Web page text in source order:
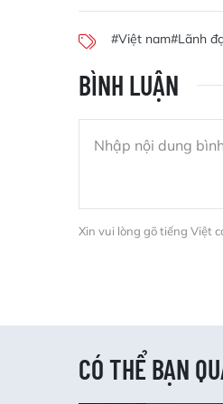
#Việt nam#Lãnh
BÌNH LUẬN
Xin vui lòng gõ tiếng Việt
CÓ THỂ BẠN